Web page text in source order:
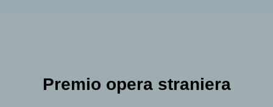
Premio opera straniera